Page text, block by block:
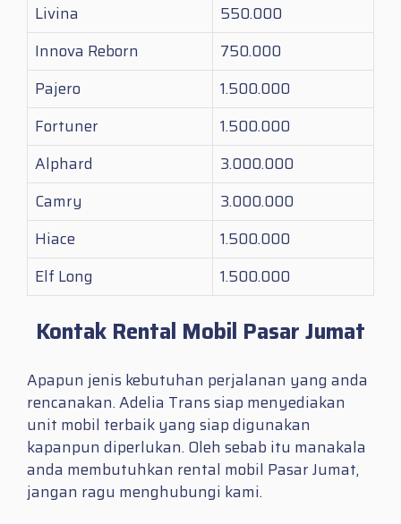
Livina
550.000
Innova Reborn
750.000
Pajero
1.500.000
Fortuner
1.500.000
Alphard
3.000.000
Camry
3.000.000
Hiace
1.500.000
Elf Long
1.500.000
Kontak Rental Mobil Pasar Jumat
Apapun jenis kebutuhan perjalanan yang anda
rencanakan. Adelia Trans siap menyediakan
unit mobil terbaik yang siap digunakan
kapanpun diperlukan. Oleh sebab itu manakala
anda membutuhkan rental mobil Pasar Jumat,
jangan ragu menghubungi kami.